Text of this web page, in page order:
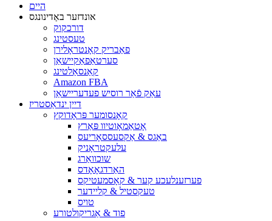
היים
אונדזער באַדינונגס
דורכקוק
טעסטינג
פאַבריק קאָנטראָלירן
סערטאַפאַקיישאַן
קאַנסאַלטינג
Amazon FBA
עאַק פֿאַר רוסיש פעדעריישאַן
דיין ינדאַסטריז
קאָנסומער פּראָדוקץ
אָטאַמאָוטיוו פּאַרץ
באַגס & אַקסעססאָריעס
עלעקטראָניק
שוכוואַרג
האַרדגאָאָדס
פערזענלעכע קער & קאָסמעטיקס
טעקסטיל & קליידער
טויס
פוד & אַגריקולטורע